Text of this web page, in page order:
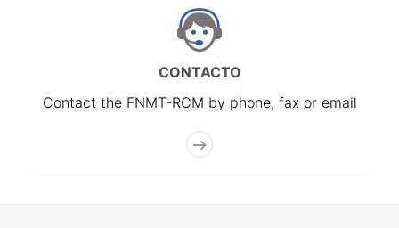
CONTACTO
Contact the FNMT-RCM by phone, fax or email